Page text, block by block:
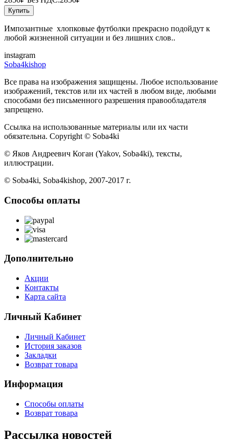
Купить
Импозантные хлопковые футболки прекрасно подойдут к
любой жизненной ситуации и без лишних слов..
instagram
Soba4kishop
Все права на изображения защищены. Любое использование
изображений, текстов или их частей в любом виде, любыми
способами без письменного разрешения правообладателя
запрещено.
Ссылка на использованные материалы или их части
обязательна. Copyright © Soba4ki
© Яков Андреевич Коган (Yakov, Soba4ki), тексты,
иллюстрации.
© Soba4ki, Soba4kishop, 2007-2017 г.
Способы оплаты
Дополнительно
Акции
Контакты
Карта сайта
Личный Кабинет
Личный Кабинет
История заказов
Закладки
Возврат товара
Информация
Способы оплаты
Возврат товара
Рассылка новостей